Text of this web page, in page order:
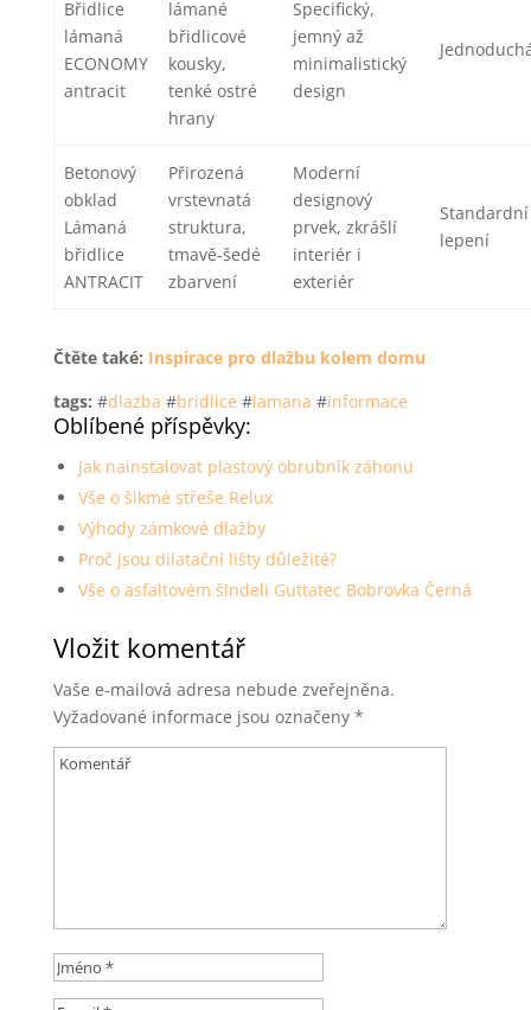
Břidlice
lámaná
ECONOMY
antracit
lámané
břidlicové
kousky,
tenké ostré
hrany
Specifický,
jemný až
minimalistický
design
Betonový
obklad
Lámaná
břidlice
ANTRACIT
Přirozená
vrstevnatá
struktura,
tmavě-šedé
zbarvení
Moderní
designový
prvek, zkrášlí
interiér i
exteriér
Standardní
lepení
Čtěte také: Inspirace pro dlažbu kolem domu
tags: #dlazba #bridlice #lamana #informace
Oblíbené příspěvky:
Jak nainstalovat plastový obrubník záhonu
Vše o šikmé střeše Relux
Výhody zámkové dlažby
Proč jsou dilatační lišty důležité?
Vše o asfaltovém šindeli Guttatec Bobrovka Černá
Vložit komentář
Vaše e-mailová adresa nebude zveřejněna.
Vyžadované informace jsou označeny *